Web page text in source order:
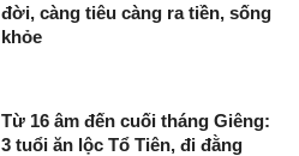
đời, càng tiêu càng ra tiền, sống
khỏe
Từ 16 âm đến cuối tháng Giêng:
3 tuổi ăn lộc Tổ Tiên, đi đằng